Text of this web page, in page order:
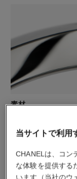
素材
こ
当サイトで利用
CHANELは、コン
な体験を提供する
います（当社のウ